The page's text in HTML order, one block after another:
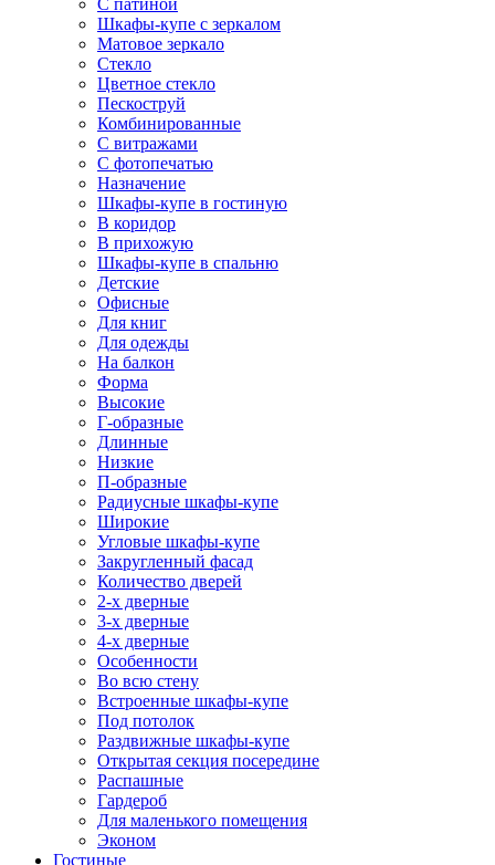
С патиной
Шкафы-купе с зеркалом
Матовое зеркало
Стекло
Цветное стекло
Пескоструй
Комбинированные
С витражами
С фотопечатью
Назначение
Шкафы-купе в гостиную
В коридор
В прихожую
Шкафы-купе в спальню
Детские
Офисные
Для книг
Для одежды
На балкон
Форма
Высокие
Г-образные
Длинные
Низкие
П-образные
Радиусные шкафы-купе
Широкие
Угловые шкафы-купе
Закругленный фасад
Количество дверей
2-х дверные
3-х дверные
4-х дверные
Особенности
Во всю стену
Встроенные шкафы-купе
Под потолок
Раздвижные шкафы-купе
Открытая секция посередине
Распашные
Гардероб
Для маленького помещения
Эконом
Гостиные